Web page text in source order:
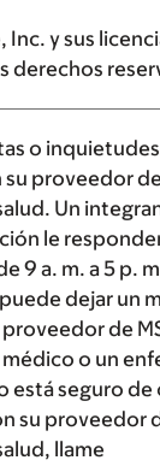
Inc. y sus
derechos
o
proveedor de
Un
le
9 a. m. a5 p.
dejar un
de
o un
está seguro de
su proveedor
llame